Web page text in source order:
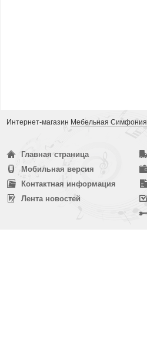
Интернет-магазин Мебельная Симфония
Главная страница
Мобильная версия
Контактная информация
Лента новостей